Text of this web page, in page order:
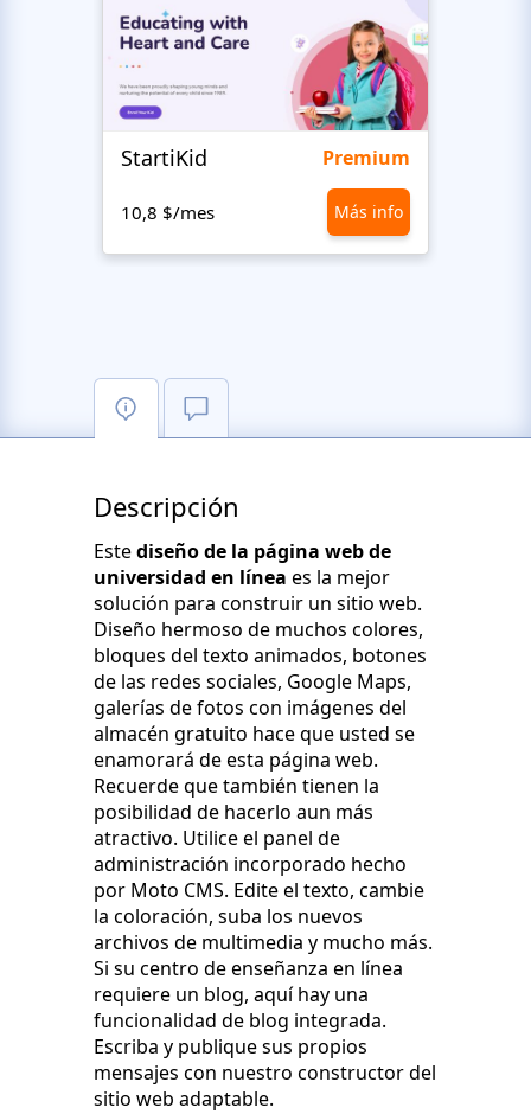
StartiKid Premium
10,8 $/mes Más info
Descripción
Estediseño de la página web de
universidad en línea es la mejor
solución para construir un sitio web.
Diseño hermoso de muchos colores,
bloques del texto animados, botones
de las redes sociales, Google Maps,
galerías de fotos con imágenes del
almacén gratuito hace que usted se
enamorará de esta página web.
Recuerde que también tienen la
posibilidad de hacerlo aun más
atractivo. Utilice el panel de
administración incorporado hecho
por Moto CMS. Edite el texto, cambie
la coloración, suba los nuevos
archivos de multimedia y mucho más.
Si su centro de enseñanza en línea
requiere un blog, aquí hay una
funcionalidad de blog integrada.
Escriba y publique sus propios
mensajes con nuestro constructor del
sitio web adaptable.